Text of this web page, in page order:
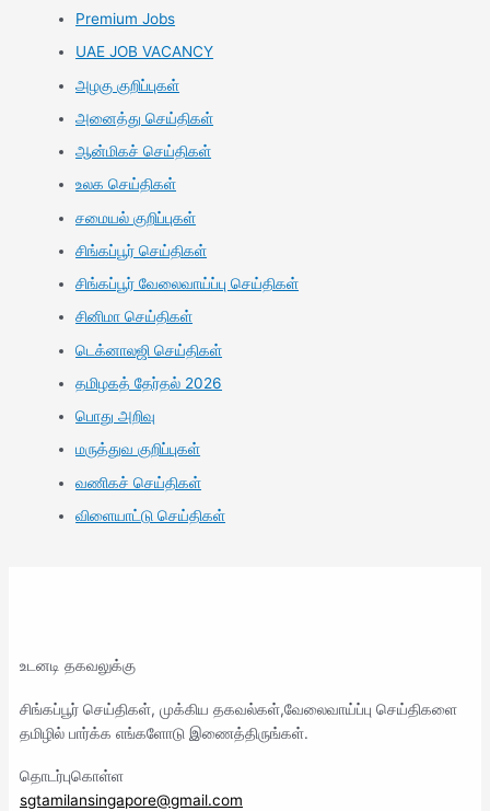
Premium Jobs
UAE JOB VACANCY
அழகு குறிப்புகள்
அனைத்து செய்திகள்
ஆன்மிகச் செய்திகள்
உலக செய்திகள்
சமையல் குறிப்புகள்
சிங்கப்பூர் செய்திகள்
சிங்கப்பூர் வேலைவாய்ப்பு செய்திகள்
சினிமா செய்திகள்
டெக்னாலஜி செய்திகள்
தமிழகத் தேர்தல் 2026
பொது அறிவு
மருத்துவ குறிப்புகள்
வணிகச் செய்திகள்
விளையாட்டு செய்திகள்
உடனடி தகவலுக்கு
சிங்கப்பூர் செய்திகள், முக்கிய தகவல்கள்,வேலைவாய்ப்பு செய்திகளை
தமிழில் பார்க்க எங்களோடு இணைத்திருங்கள்.
தொடர்புகொள்ள
sgtamilansingapore@gmail.com